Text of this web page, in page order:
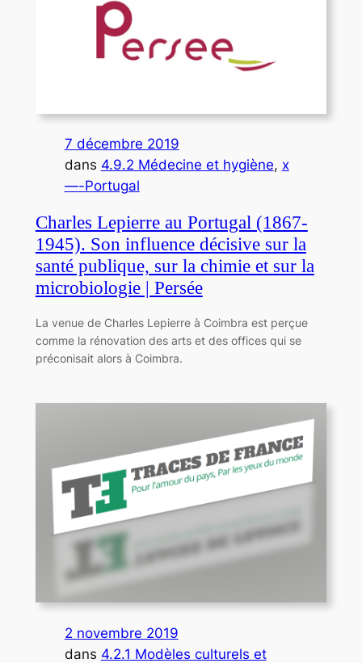
7 décembre 2019
dans 4.9.2 Médecine et hygiène, x
—-Portugal
Charles Lepierre au Portugal (1867-
1945). Son influence décisive sur la
santé publique, sur la chimie et sur la
microbiologie | Persée
La venue de Charles Lepierre à Coimbra est perçue
comme la rénovation des arts et des offices qui se
préconisait alors à Coimbra.
2 novembre 2019
dans 4.2.1 Modèles culturels et